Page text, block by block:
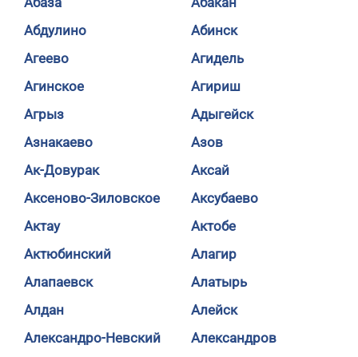
Абдулино
Абинск
Агеево
Агидель
Агинское
Агириш
Агрыз
Адыгейск
Азнакаево
Азов
Ак-Довурак
Аксай
Аксеново-Зиловское
Аксубаево
Актау
Актобе
Актюбинский
Алагир
Алапаевск
Алатырь
Алдан
Алейск
Александро-Невский
Александров